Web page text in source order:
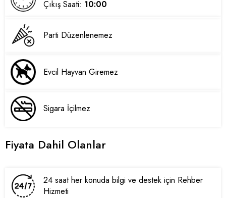
Çıkış Saati: 10:00
Parti Düzenlenemez
Evcil Hayvan Giremez
Sigara İçilmez
Fiyata Dahil Olanlar
24 saat her konuda bilgi ve destek için Rehber
Hizmeti